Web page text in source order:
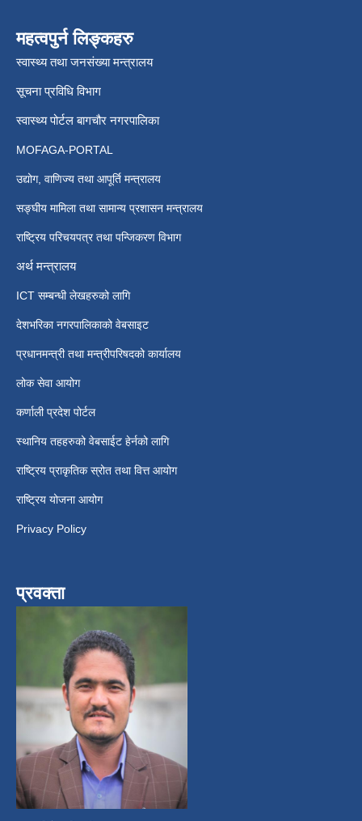
महत्वपुर्न लिङ्कहरु
स्वास्थ्य तथा जनसंख्या मन्त्रालय
सूचना प्रविधि विभाग
स्वास्थ्य पोर्टल बागचौर नगरपालिका
MOFAGA-PORTAL
उद्योग, वाणिज्य तथा आपूर्ति मन्त्रालय
सङ्घीय मामिला तथा सामान्य प्रशासन मन्त्रालय
राष्ट्रिय परिचयपत्र तथा पन्जिकरण विभाग
अर्थ मन्त्रालय
ICT सम्बन्धी लेखहरुको लागि
देशभरिका नगरपालिकाको वेबसाइट
प्रधानमन्त्री तथा मन्त्रीपरिषदको कार्यालय
लोक सेवा आयोग
कर्णाली प्रदेश पोर्टल
स्थानिय तहहरुको वेबसाईट हेर्नको लागि
राष्ट्रिय प्राकृतिक स्रोत तथा वित्त आयोग
राष्ट्रिय योजना आयोग
Privacy Policy
प्रवक्ता